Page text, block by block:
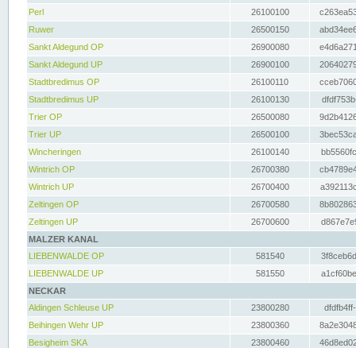
Perl
26100100
Ruwer
26500150
Sankt Aldegund OP
26900080
Sankt Aldegund UP
26900100
Stadtbredimus OP
26100110
Stadtbredimus UP
26100130
Trier OP
26500080
Trier UP
26500100
Wincheringen
26100140
Wintrich OP
26700380
Wintrich UP
26700400
Zeltingen OP
26700580
Zeltingen UP
26700600
MALZER KANAL
LIEBENWALDE OP
581540
LIEBENWALDE UP
581550
NECKAR
Aldingen Schleuse UP
23800280
Beihingen Wehr UP
23800360
Besigheim SKA
23800460